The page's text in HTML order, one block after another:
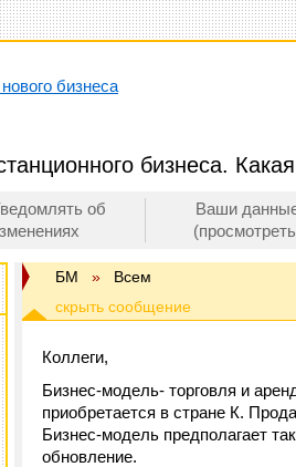
бизнеса
бизнеса.
об
Ваши
БМ » Всем
Коллеги,
Бизнес-модель- торговля и
приобретается в стране К.
Бизнес-модель предполагает
обновление.